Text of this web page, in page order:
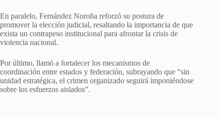
En paralelo, Fernández Noroña reforzó su postura de
promover la elección judicial, resaltando la importancia de que
exista un contrapeso institucional para afrontar la crisis de
violencia nacional.
Por último, llamó a fortalecer los mecanismos de
coordinación entre estados y federación, subrayando que “sin
unidad estratégica, el crimen organizado seguirá imponiéndose
sobre los esfuerzos aislados”.